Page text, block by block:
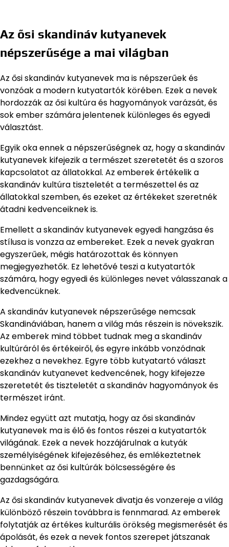
Az ősi skandináv kutyanevek
népszerűsége a mai világban
Az ősi skandináv kutyanevek ma is népszerűek és
vonzóak a modern kutyatartók körében. Ezek a nevek
hordozzák az ősi kultúra és hagyományok varázsát, és
sok ember számára jelentenek különleges és egyedi
választást.
Egyik oka ennek a népszerűségnek az, hogy a skandináv
kutyanevek kifejezik a természet szeretetét és a szoros
kapcsolatot az állatokkal. Az emberek értékelik a
skandináv kultúra tiszteletét a természettel és az
állatokkal szemben, és ezeket az értékeket szeretnék
átadni kedvenceiknek is.
Emellett a skandináv kutyanevek egyedi hangzása és
stílusa is vonzza az embereket. Ezek a nevek gyakran
egyszerűek, mégis határozottak és könnyen
megjegyezhetők. Ez lehetővé teszi a kutyatartók
számára, hogy egyedi és különleges nevet válasszanak a
kedvencüknek.
A skandináv kutyanevek népszerűsége nemcsak
Skandináviában, hanem a világ más részein is növekszik.
Az emberek mind többet tudnak meg a skandináv
kultúráról és értékeiről, és egyre inkább vonzódnak
ezekhez a nevekhez. Egyre több kutyatartó választ
skandináv kutyanevet kedvencének, hogy kifejezze
szeretetét és tiszteletét a skandináv hagyományok és
természet iránt.
Mindez együtt azt mutatja, hogy az ősi skandináv
kutyanevek ma is élő és fontos részei a kutyatartók
világának. Ezek a nevek hozzájárulnak a kutyák
személyiségének kifejezéséhez, és emlékeztetnek
bennünket az ősi kultúrák bölcsességére és
gazdagságára.
Az ősi skandináv kutyanevek divatja és vonzereje a világ
különböző részein továbbra is fennmarad. Az emberek
folytatják az értékes kulturális örökség megismerését és
ápolását, és ezek a nevek fontos szerepet játszanak